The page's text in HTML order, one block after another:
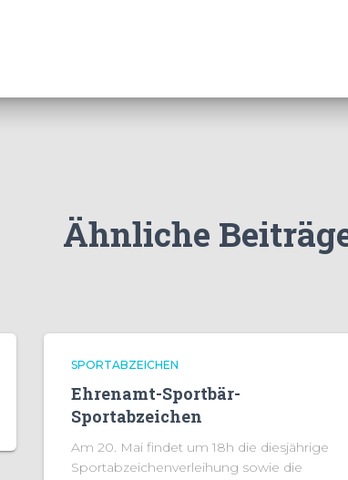
Ähnliche
SPORTABZEICHEN
Ehrenamt-Sportbär-
Sportabzeichen
Am 20. Mai findet um 18h die diesjährige
Sportabzeichenverleihung sowie die